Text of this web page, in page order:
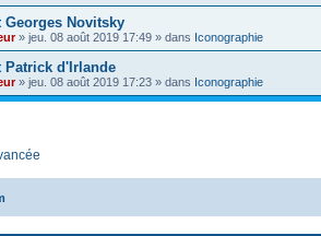
Novitsky
» jeu. 08 août 2019 17:49 » dans Iconographie
Patrick d'Irlande
» jeu. 08 août 2019 17:23 » dans Iconographie